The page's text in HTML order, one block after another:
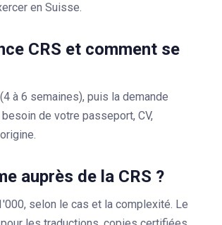
en Suisse.
CRS et comment se
à 6 semaines), puis la demande
de votre passeport, CV,
auprès de la CRS ?
selon le cas et la complexité. Le